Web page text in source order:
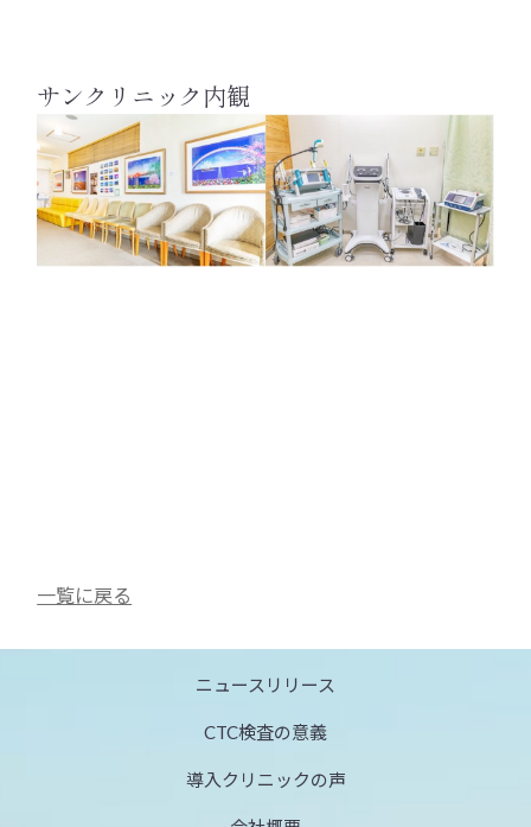
サンクリニック内観
一覧に戻る
ニュースリリース
CTC検査の意義
導入クリニックの声